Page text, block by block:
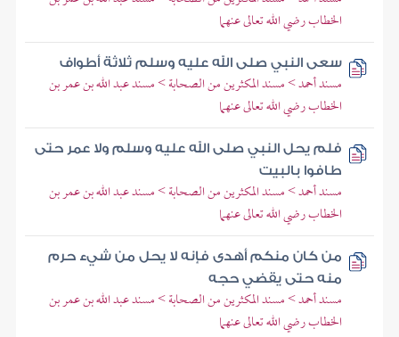
الخطاب رضي الله تعالى عنهما
سعى النبي صلى الله عليه وسلم ثلاثة أطواف
مسند أحمد > مسند المكثرين من الصحابة > مسند عبد الله بن عمر بن
الخطاب رضي الله تعالى عنهما
فلم يحل النبي صلى الله عليه وسلم ولا عمر حتى
طافوا بالبيت
مسند أحمد > مسند المكثرين من الصحابة > مسند عبد الله بن عمر بن
الخطاب رضي الله تعالى عنهما
من كان منكم أهدى فإنه لا يحل من شيء حرم
منه حتى يقضي حجه
مسند أحمد > مسند المكثرين من الصحابة > مسند عبد الله بن عمر بن
الخطاب رضي الله تعالى عنهما